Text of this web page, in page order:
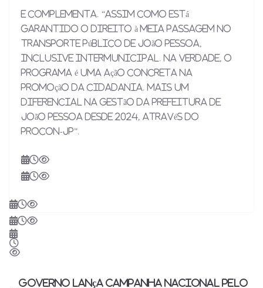
E complementa. “Assim como está
garantido o direito à meia passagem no
transporte público de João Pessoa,
inclusive intermunicipal. Na verdade, o
programa é uma ação concreta na
promoção da cidadania. Mais um
diferencial na gestão da Prefeitura de
João Pessoa desde 2024, através do
Procon-JP”.
Governo lança campanha nacional pelo